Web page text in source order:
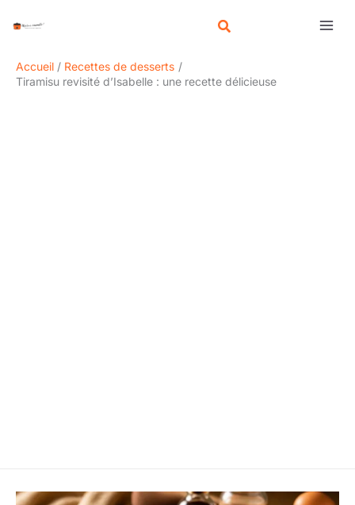
Accueil
Recettes de desserts
Tiramisu revisité d’Isabelle : une recette délicieuse
e
h